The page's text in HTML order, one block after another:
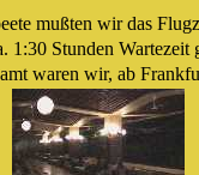
mußten wir das
1:30 Stunden
waren wir, ab